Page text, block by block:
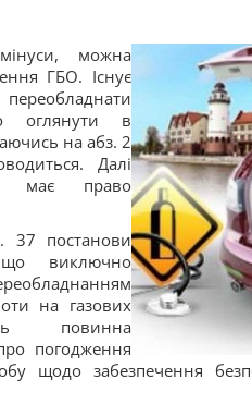
можна
ГБО. Існує
оглянути в
на абз. 2
Далі
має право
37 постанови
виключно
на газових
повинна
погодження
щодо забезпечення